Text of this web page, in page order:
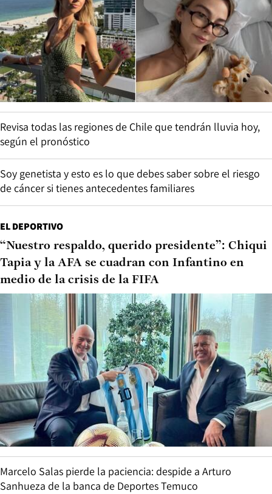
Revisa todas las regiones de Chile que tendrán lluvia hoy,
según el pronóstico
Soy genetista y esto es lo que debes saber sobre el riesgo
de cáncer si tienes antecedentes familiares
EL DEPORTIVO
“Nuestro respaldo, querido presidente”: Chiqui
Tapia y la AFA se cuadran con Infantino en
medio de la crisis de la FIFA
Marcelo Salas pierde la paciencia: despide a Arturo
Sanhueza de la banca de Deportes Temuco